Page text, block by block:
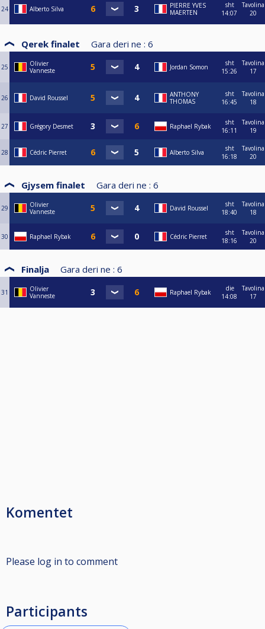
24 Alberto Silva
PIERRE YVES
MAERTEN
sht
14:07
Tavolina
20
Qerek finalet Gara deri ne : 6
25
Olivier
Vanneste
Jordan Somon
sht
15:26
Tavolina
17
26 David Roussel
ANTHONY
THOMAS
sht
16:45
Tavolina
18
27 Grégory Desmet Raphael Rybak
sht
16:11
Tavolina
19
28 Cédric Pierret Alberto Silva
sht
16:18
Tavolina
20
Gjysem finalet Gara deri ne : 6
29
Olivier
Vanneste
David Roussel
sht
18:40
Tavolina
18
30 Raphael Rybak Cédric Pierret
sht
18:16
Tavolina
20
Finalja Gara deri ne : 6
31
Olivier
Vanneste
Raphael Rybak
die
14:08
Tavolina
17
Komentet
Please log in to comment
Participants